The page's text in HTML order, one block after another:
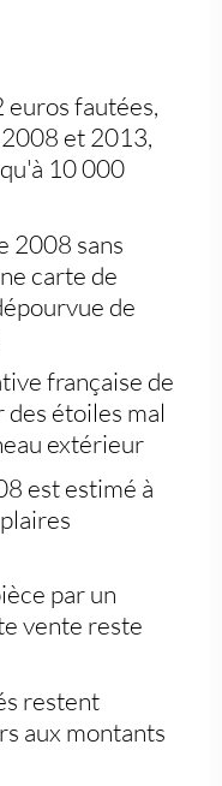
euros fautées,
et 2013,
10 000
2008 sans
carte de
de
française de
étoiles mal
extérieur
est estimé à
par un
vente reste
restent
aux montants